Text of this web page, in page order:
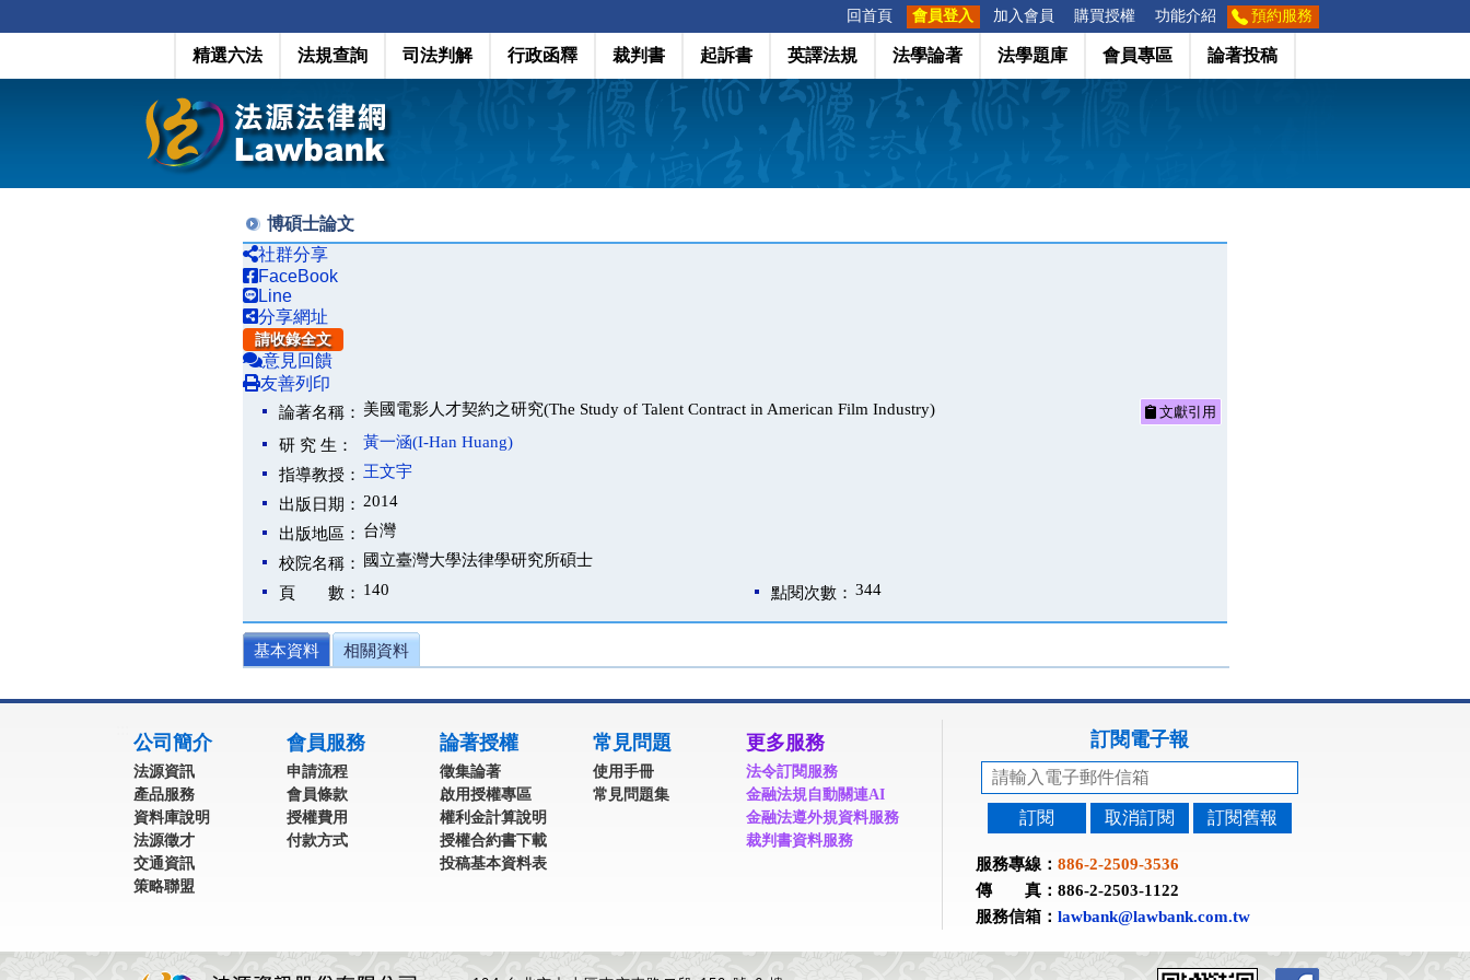
回首頁 會員登入 加入會員 購買授權 功能介紹 預約服務
精選六法 法規查詢 司法判解 行政函釋 裁判書 起訴書 英譯法規 法學論著 法學題庫 會員專區 論著投稿
博碩士論文
社群分享
FaceBook
Line
分享網址
請收錄全文
意見回饋
友善列印
論著名稱： 美國電影人才契約之研究(The Study of Talent Contract in American Film Industry) 文獻引用
研 究 生：
黃一涵(I-Han Huang)
指導教授： 王文宇
出版日期： 2014
出版地區： 台灣
校院名稱：
國立臺灣大學法律學研究所碩士
頁 數： 140 點閱次數： 344
基本資料 相關資料
公司簡介
法源資訊
產品服務
資料庫說明
法源徵才
交通資訊
策略聯盟
會員服務
申請流程
會員條款
授權費用
付款方式
論著授權
徵集論著
啟用授權專區
權利金計算說明
授權合約書下載
投稿基本資料表
常見問題
使用手冊
常見問題集
更多服務
法令訂閱服務
金融法規自動關連AI
金融法遵外規資料服務
裁判書資料服務
訂閱電子報
訂閱 取消訂閱 訂閱舊報
服務專線： 886-2-2509-3536
傳 真：886-2-2503-1122
服務信箱： lawbank@lawbank.com.tw